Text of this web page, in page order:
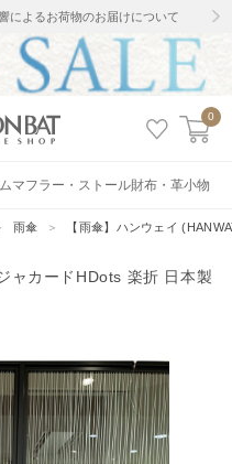
によるお荷物のお届けについて
0
マフラー・ストール財布・革小物
雨傘 ＞ 【雨傘】ハンウェイ
ャカードHDots 楽折 日本製